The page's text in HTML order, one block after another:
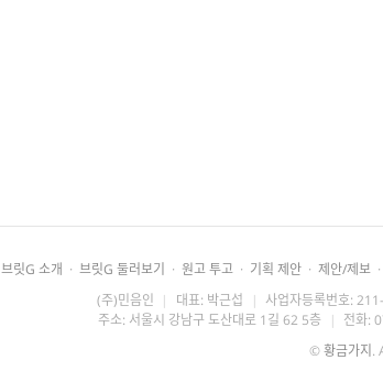
브릿G 소개 · 브릿G 둘러보기 · 원고 투고 · 기획 제안 · 제안/제보 ·
(주)민음인 | 대표: 박근섭 | 사업자등록번호:
주소: 서울시 강남구 도산대로 1길 62 5층 | 전화:
©황금가지 .